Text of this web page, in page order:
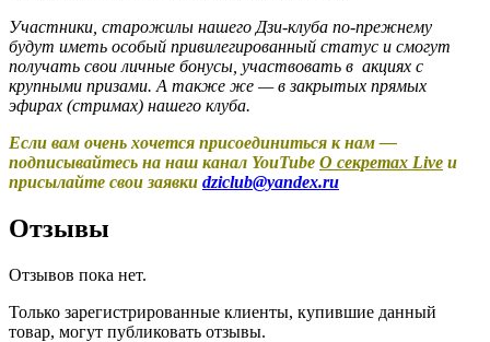
Участники, старожилы нашего Дзи-клуба по-прежнему
будут иметь особый привилегированный статус и смогут
получать свои личные бонусы, участвовать в акциях с
крупными призами. А также же — в закрытых прямых
эфирах (стримах) нашего клуба.
Если вам очень хочется присоединиться к нам —
подписывайтесь на наш канал YouTube О секретах Live и
присылайте свои заявки dziclub@yandex.ru
Отзывы
Отзывов пока нет.
Только зарегистрированные клиенты, купившие данный
товар, могут публиковать отзывы.